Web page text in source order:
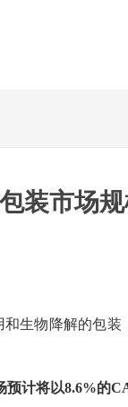
装市场
生物降解的包
预计将以8.6%的